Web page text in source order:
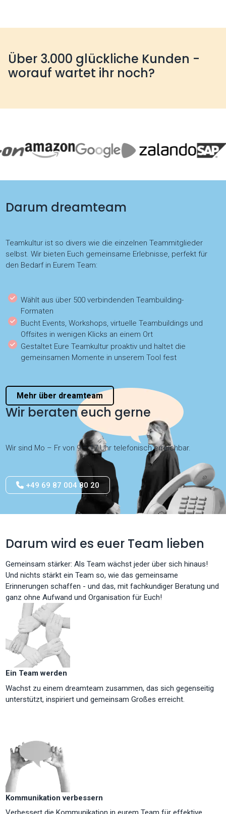
Über 3.000 glückliche Kunden -
worauf wartet ihr noch?
Darum dreamteam
Teamkultur ist so divers wie die einzelnen Teammitglieder
selbst. Wir bieten Euch gemeinsame Erlebnisse, perfekt für
den Bedarf in Eurem Team:
Wählt aus über 500 verbindenden Teambuilding-
Formaten
Bucht Events, Workshops, virtuelle Teambuildings und
Offsites in wenigen Klicks an einem Ort
Gestaltet Eure Teamkultur proaktiv und haltet die
gemeinsamen Momente in unserem Tool fest
Mehr über dreamteam
Wir beraten euch gerne
Wir sind Mo – Fr von 9 – 17 Uhr telefonisch erreichbar.
+49 69 87 004 80 20
Darum wird es euer Team lieben
Gemeinsam stärker: Als Team wächst jeder über sich hinaus!
Und nichts stärkt ein Team so, wie das gemeinsame
Erinnerungen schaffen - und das, mit fachkundiger Beratung und
ganz ohne Aufwand und Organisation für Euch!
Ein Team werden
Wachst zu einem dreamteam zusammen, das sich gegenseitig
unterstützt, inspiriert und gemeinsam Großes erreicht.
Kommunikation verbessern